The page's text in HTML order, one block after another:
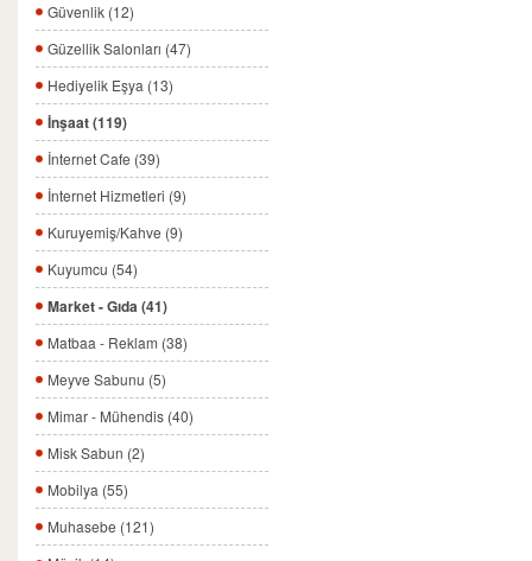
Güvenlik (12)
Güzellik Salonları (47)
Hediyelik Eşya (13)
İnşaat (119)
İnternet Cafe (39)
İnternet Hizmetleri (9)
Kuruyemiş/Kahve (9)
Kuyumcu (54)
Market - Gıda (41)
Matbaa - Reklam (38)
Meyve Sabunu (5)
Mimar - Mühendis (40)
Misk Sabun (2)
Mobilya (55)
Muhasebe (121)